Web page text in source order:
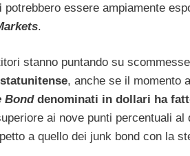
potrebbero essere ampiamente
.
stanno puntando su
, anche se il momento
Bonddenominati in dollari ha
ai nove punti percentuali
a quello dei junk bond con la